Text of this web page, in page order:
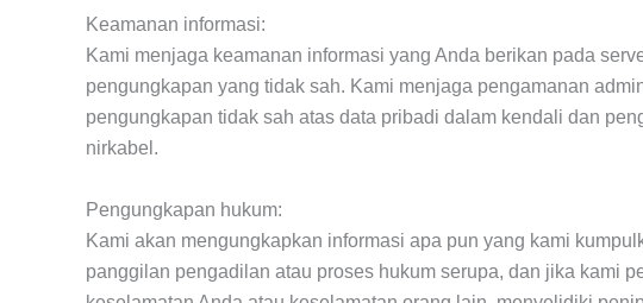
Keamanan informasi:
Kami menjaga keamanan informasi yang Anda berikan pada
pengungkapan yang tidak sah. Kami menjaga pengamanan
pengungkapan tidak sah atas data pribadi dalam kendali dan
nirkabel.
Pengungkapan hukum:
Kami akan mengungkapkan informasi apa pun yang kami
panggilan pengadilan atau proses hukum serupa, dan jika kami